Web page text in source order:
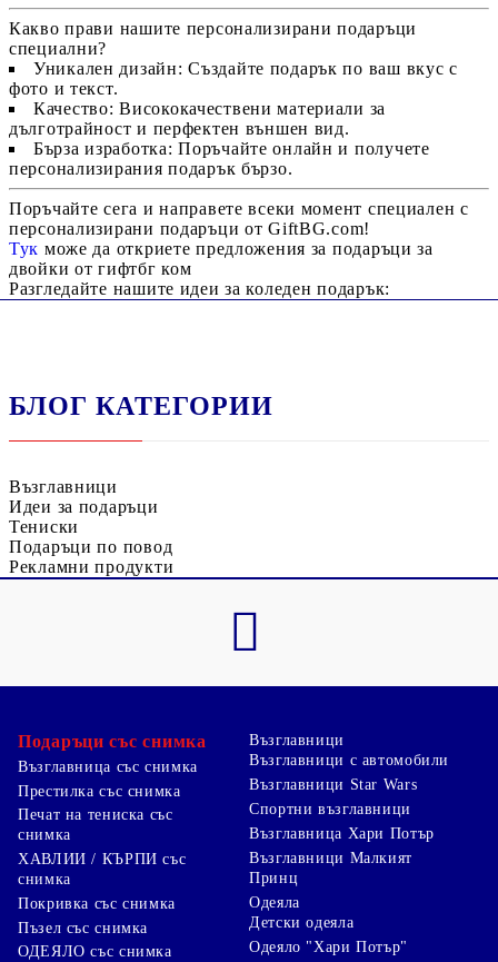
Какво прави нашите персонализирани подаръци
специални?
Уникален дизайн: Създайте подарък по ваш вкус с
фото и текст.
Качество: Висококачествени материали за
дълготрайност и перфектен външен вид.
Бърза изработка: Поръчайте онлайн и получете
персонализирания подарък бързо.
Поръчайте сега и направете всеки момент специален с
персонализирани подаръци от GiftBG.com!
Тук може да откриете предложения за подаръци за
двойки от гифтбг ком
Разгледайте нашите идеи за коледен подарък:
БЛОГ КАТЕГОРИИ
Възглавници
Идеи за подаръци
Тениски
Подаръци по повод
Рекламни продукти
Подаръци със снимка
Възглавница със снимка
Престилка със снимка
Печат на тениска със
снимка
ХАВЛИИ / КЪРПИ със
снимка
Покривка със снимка
Пъзел със снимка
ОДЕЯЛО със снимка
Възглавници
Възглавници с автомобили
Възглавници Star Wars
Спортни възглавници
Възглавница Хари Потър
Възглавници Малкият
Принц
Одеяла
Детски одеяла
Одеяло "Хари Потър"